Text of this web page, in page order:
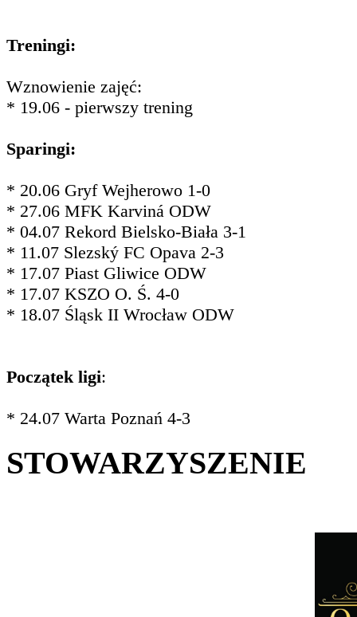
Treningi:
Wznowienie zajęć:
* 19.06 - pierwszy trening
Sparingi:
* 20.06 Gryf Wejherowo 1-0
* 27.06 MFK Karviná ODW
* 04.07 Rekord Bielsko-Biała 3-1
* 11.07 Slezský FC Opava 2-3
* 17.07 Piast Gliwice ODW
* 17.07 KSZO O. Ś. 4-0
* 18.07 Śląsk II Wrocław ODW
Początek ligi:
* 24.07 Warta Poznań 4-3
STOWARZYSZENIE